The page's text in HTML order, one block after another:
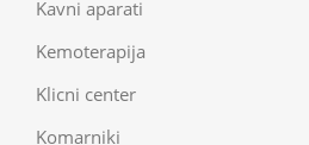
Kavni aparati
Kemoterapija
Klicni center
Komarniki